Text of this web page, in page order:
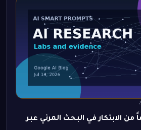
الابتكار في البحث المرئي عبر